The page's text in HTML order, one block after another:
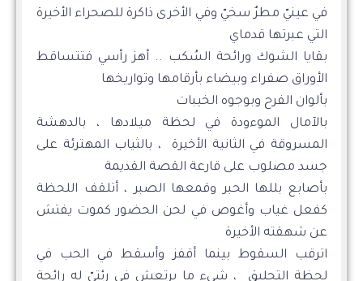
في عينيّ مطرٌ سخيّ وفي الأخرى ذاكرة للصحراء الأخيرة
التي عبرتها قدماي
بقايا الشوك ورائحة السُكب .. أهز رأسي فتتساقط
الأوراق صفراء وبيضاء بأرقامها وتواريخها
بألوان الفرح وبوجوه الخيبات
بالآمال الموءودة في لحظة ميلادها ، بالدهشة
المسروقة في الثانية الأخيرة ، بالثياب المهترئة على
جسد مصلوب على قارعة القصة القديمة
بأصابع بللها الحبر وقمعها الصبر ، أتلقف اللحظة
كفعل غياب وأغوص في لحن الحضور كموت يفتش
عن شهقته الأخيرة
اترقب السقوط بينما أقفز وأسقط في الحب في
لحظة التحليق ، شيء ما يرتعش في رئتيّ له رائحة